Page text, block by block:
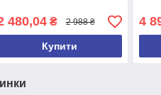
S (з антенами)
480,04₴ 2 988 ₴
Купити
LT
4